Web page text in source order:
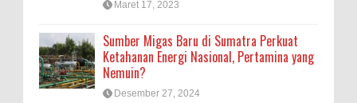
Maret 17, 2023
Sumber Migas Baru di Sumatra Perkuat
Ketahanan Energi Nasional, Pertamina yang
Nemuin?
Desember 27, 2024